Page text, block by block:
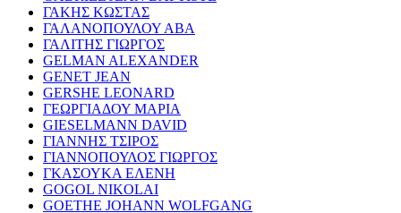
ΓΑΚΗΣ ΚΩΣΤΑΣ
ΓΑΛΑΝΟΠΟΥΛΟΥ ΑΒΑ
ΓΑΛΙΤΗΣ ΓΙΩΡΓΟΣ
GELMAN ALEXANDER
GENET JEAN
GERSHE LEONARD
ΓΕΩΡΓΙΑΔΟΥ ΜΑΡΙΑ
GIESELMANN DAVID
ΓΙΑΝΝΗΣ ΤΣΙΡΟΣ
ΓΙΑΝΝΟΠΟΥΛΟΣ ΓΙΩΡΓΟΣ
ΓΚΑΣΟΥΚΑ ΕΛΕΝΗ
GOGOL NIKOLAI
GOETHE JOHANN WOLFGANG